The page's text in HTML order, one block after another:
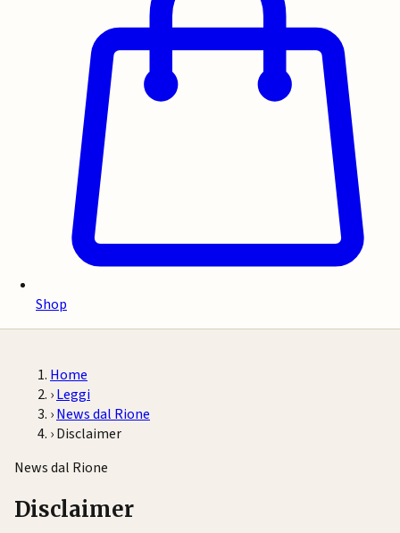
Shop
Home
›Leggi
›News dal Rione
›Disclaimer
News dal Rione
Disclaimer